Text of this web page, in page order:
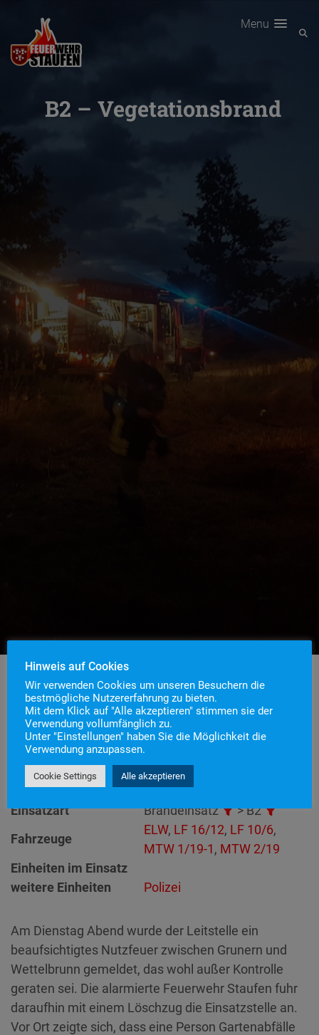
Menu
B2 – Vegetationsbrand
Einsatznummer
42
Einsatzstichwort
B2 – Vegetationsbrand
Einsatzort
Alarmierungszeitpunkt26. Juli 2022 21:35
Einsatzdauer
1 Stunde 5 Minuten
Einsatzart
Brandeinsatz
> B2
Fahrzeuge
ELW, LF 16/12, LF 10/6,
MTW 1/19-1, MTW 2/19
Einheiten im Einsatz
weitere Einheiten
Polizei
Am Dienstag Abend wurde der Leitstelle ein
beaufsichtigtes Nutzfeuer zwischen Grunern und
Wettelbrunn gemeldet, das wohl außer Kontrolle
geraten sei. Die alarmierte Feuerwehr Staufen fuhr
daraufhin mit einem Löschzug die Einsatzstelle an.
Vor Ort zeigte sich, dass eine Person Gartenabfälle
Hinweis auf Cookies
Wir verwenden Cookies um unseren Besuchern die
bestmögliche Nutzererfahrung zu bieten.
Mit dem Klick auf "Alle akzeptieren" stimmen sie der
Verwendung vollumfänglich zu.
Unter "Einstellungen" haben Sie die Möglichkeit die
Verwendung anzupassen.
Cookie Settings Alle akzeptieren